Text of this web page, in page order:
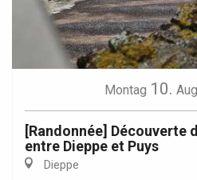
Montag 10. Aug
[Randonnée] Découverte
entre Dieppe et Puys
Dieppe